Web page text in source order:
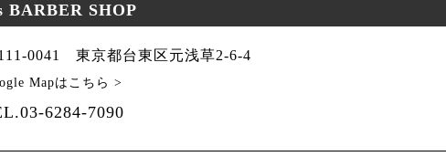
BARBER SHOP
0041 東京都台東区元浅草2-6-4
Mapはこちら >
6284-7090